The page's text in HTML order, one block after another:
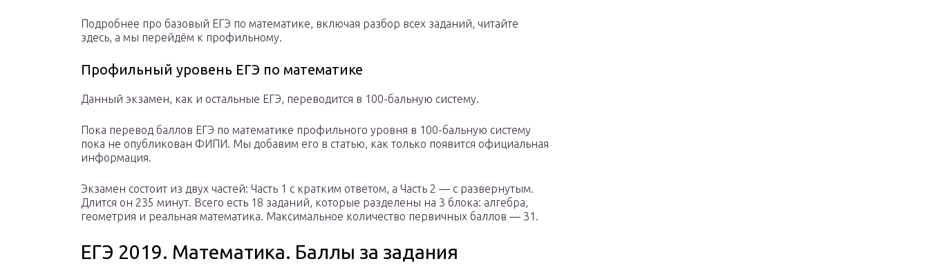
Подробнее про базовый ЕГЭ по математике, включая разбор всех заданий, читайте
здесь, а мы перейдём к профильному.
Профильный уровень ЕГЭ по математике
Данный экзамен, как и остальные ЕГЭ, переводится в 100-бальную систему.
Пока перевод баллов ЕГЭ по математике профильного уровня в 100-бальную систему
пока не опубликован ФИПИ. Мы добавим его в статью, как только появится официальная
информация.
Экзамен состоит из двух частей: Часть 1 с кратким ответом, а Часть 2 — с развернутым.
Длится он 235 минут. Всего есть 18 заданий, которые разделены на 3 блока: алгебра,
геометрия и реальная математика. Максимальное количество первичных баллов — 31.
ЕГЭ 2019. Математика. Баллы за задания